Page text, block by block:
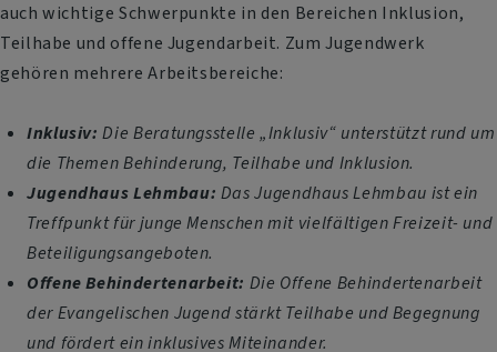
auch wichtige Schwerpunkte in den Bereichen Inklusion,
Teilhabe und offene Jugendarbeit. Zum Jugendwerk
gehören mehrere Arbeitsbereiche:
Inklusiv:Die Beratungsstelle „Inklusiv“ unterstützt rund um
die Themen Behinderung, Teilhabe und Inklusion.
Jugendhaus Lehmbau: Das Jugendhaus Lehmbau ist ein
Treffpunkt für junge Menschen mit vielfältigen Freizeit- und
Beteiligungsangeboten.
Offene Behindertenarbeit: Die Offene Behindertenarbeit
der Evangelischen Jugend stärkt Teilhabe und Begegnung
und fördert ein inklusives Miteinander.